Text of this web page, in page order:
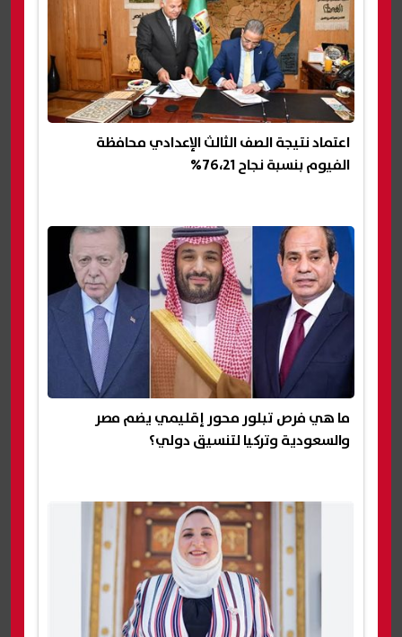
اعتماد نتيجة الصف الثالث الإعدادي محافظة
الفيوم بنسبة نجاح 76،21%
ما هي فرص تبلور محور إقليمي يضم مصر
والسعودية وتركيا لتنسيق دولي؟